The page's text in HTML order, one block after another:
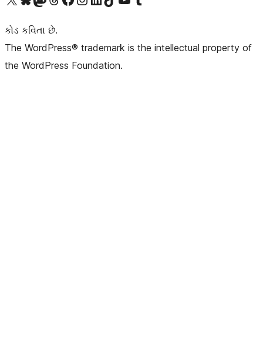
કોડ કવિતા છે.
The WordPress® trademark is the intellectual property of
the WordPress Foundation.